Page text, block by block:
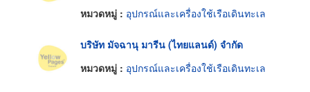
หมวดหมู่ : อุปกรณ์และเครื่องใช้เรือเดินทะเล
บริษัท มัจฉานุ มารีน (ไทยแลนด์) จำกัด
หมวดหมู่ : อุปกรณ์และเครื่องใช้เรือเดินทะเล